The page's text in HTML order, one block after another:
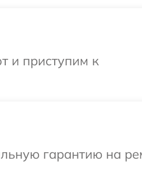
и приступим к
гарантию на